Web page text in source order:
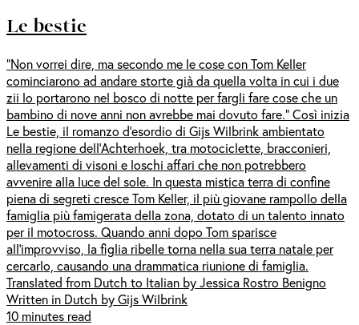
Le bestie
“Non vorrei dire, ma secondo me le cose con Tom Keller
cominciarono ad andare storte già da quella volta in cui i due
zii lo portarono nel bosco di notte per fargli fare cose che un
bambino di nove anni non avrebbe mai dovuto fare.” Così inizia
Le bestie, il romanzo d’esordio di Gijs Wilbrink ambientato
nella regione dell’Achterhoek, tra motociclette, bracconieri,
allevamenti di visoni e loschi affari che non potrebbero
avvenire alla luce del sole. In questa mistica terra di confine
piena di segreti cresce Tom Keller, il più giovane rampollo della
famiglia più famigerata della zona, dotato di un talento innato
per il motocross. Quando anni dopo Tom sparisce
all’improvviso, la figlia ribelle torna nella sua terra natale per
cercarlo, causando una drammatica riunione di famiglia.
Translated from Dutch to Italian by Jessica Rostro Benigno
Written in Dutch by Gijs Wilbrink
10 minutes read